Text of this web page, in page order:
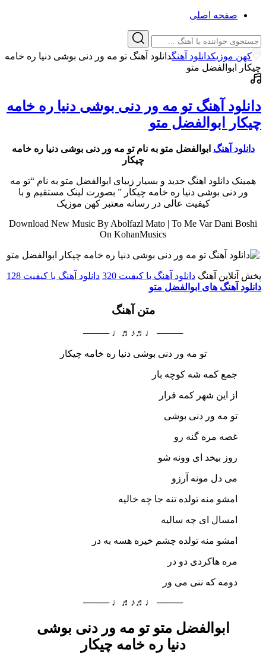
صفحه اصلی
کهن موزیکدانلود آهنگدانلود آهنگ تو مه ور دنی بوشی دنیا ره خامه
چیکار ابوالفضل متو
دانلود آهنگ تو مه ور دنی بوشی دنیا ره خامه
چیکار ابوالفضل متو
دانلود آهنگ ابوالفضل متو به نام تو مه ور دنی بوشی دنیا ره خامه
چیکار
همینک دانلود اهنگ جدید و بسیار زیبای ابوالفضل متو به نام “تو مه
ور دنی بوشی دنیا ره خامه چیکار ” بصورت لینک مستقیم و با
کیفیت عالی در رسانه معتبر کهن موزیک
Download New Music By Abolfazl Mato | To Me Var Dani Boshi
On KohanMusics
پخش آنلاین آهنگ دانلود آهنگ با کیفیت 320
دانلود آهنگ با کیفیت 128
دانلود آهنگ های ابوالفضل متو
متن آهنگ
──── ♩♬♪♬♩ ────
تو مه ور دنی بوشی دنیا ره خامه چیکار
جمع کمه شه کوچه بار
از این شهر کمه فرار
تو مه ور دنی بوشی
غصه مره گنه رو
روز بیخد ای وونه شو
می دل مونه آرزو
امشو منه تولده تنه جا چه خالیه
امسال ای چه سالیه
امشو منه تولده چشم خیره هسه به در
مره هاکردی دو در
دومه که ننی می ور
──── ♩♬♪♬♩ ────
ابوالفضل متو تو مه ور دنی بوشی
دنیا ره خامه چیکار